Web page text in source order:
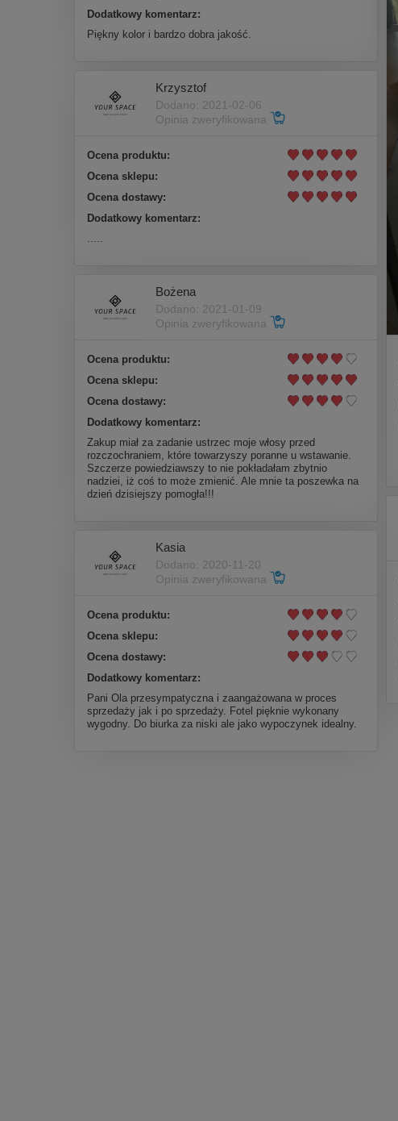
Dodatkowy komentarz:
Piękny kolor i bardzo dobra jakość.
Krzysztof
Dodano: 2021-02-06
Opinia zweryfikowana
Ocena produktu:
Ocena sklepu:
Ocena dostawy:
Dodatkowy komentarz:
Bożena
Dodano: 2021-01-09
Opinia zweryfikowana
Ocena produktu:
Ocena sklepu:
Ocena dostawy:
Dodatkowy komentarz:
Zakup miał za zadanie ustrzec moje włosy przed
rozczochraniem, które towarzyszy poranne u wstawanie.
Szczerze powiedziawszy to nie pokładałam zbytnio
nadziei, iż coś to może zmienić. Ale mnie ta poszewka na
dzień dzisiejszy pomogła!!!
Kasia
Dodano: 2020-11-20
Opinia zweryfikowana
Ocena produktu:
Ocena sklepu:
Ocena dostawy:
Dodatkowy komentarz:
Pani Ola przesympatyczna i zaangażowana w proces
sprzedaży jak i po sprzedaży. Fotel pięknie wykonany
wygodny. Do biurka za niski ale jako wypoczynek idealny.